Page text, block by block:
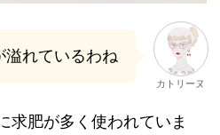
溢れているわね
カトリーヌ
求肥が多く使われていま